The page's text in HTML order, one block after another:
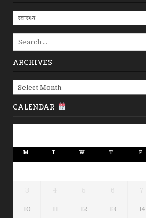
Categories
ARCHIVES
Archives
CALENDAR
M T W T F
3 4 5 6 7
10 11 12 13 14